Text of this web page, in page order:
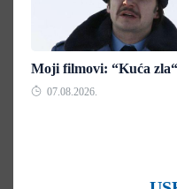
Moji filmovi: “Kuća zla“
07.08.2026.